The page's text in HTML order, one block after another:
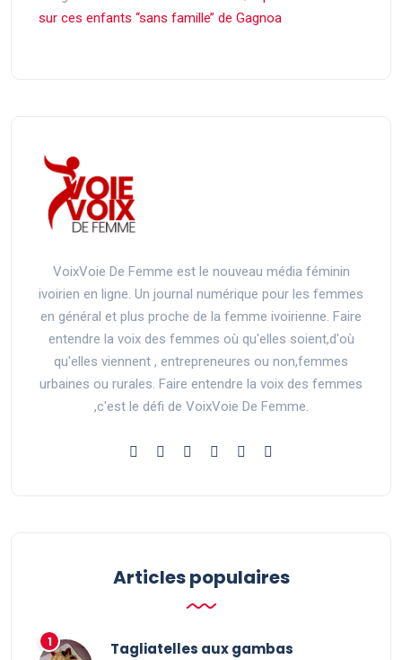
sur ces enfants ‘‘sans famille’’ de Gagnoa
VoixVoie De Femme est le nouveau média féminin
ivoirien en ligne. Un journal numérique pour les femmes
en général et plus proche de la femme ivoirienne. Faire
entendre la voix des femmes où qu'elles soient,d'où
qu'elles viennent , entrepreneures ou non,femmes
urbaines ou rurales. Faire entendre la voix des femmes
,c'est le défi de VoixVoie De Femme.
Articles populaires
Tagliatelles aux gambas